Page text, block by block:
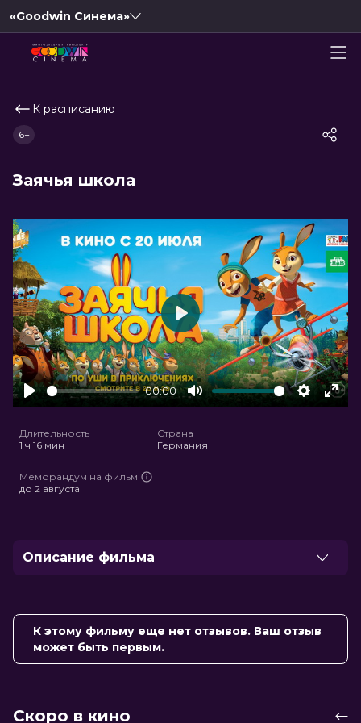
«Goodwin Синема»
К расписанию
Заячья школа
6+
Play
00:00
Mute Settings
Play
Длительность
1 ч 16 мин
Страна
Германия
Меморандум на фильм
до 2 августа
Описание фильма
место — в старомодную заячью школу. Но чем
дольше он здесь находится, тем больше узнает о
чудесном светлом празднике, ценности дружбы и
собственном предназначении.
К этому фильму еще нет отзывов. Ваш отзыв
может быть первым.
Скоро в кино